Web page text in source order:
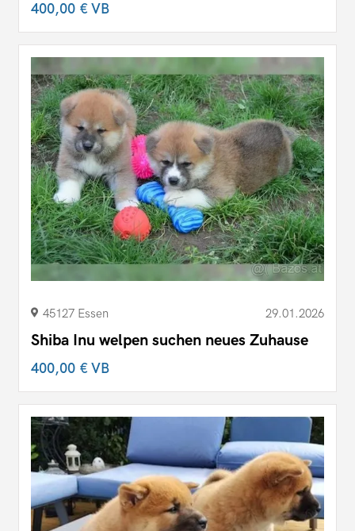
400,00 €VB
45127 Essen 29.01.2026
Shiba Inu welpen suchen neues Zuhause
400,00 €VB